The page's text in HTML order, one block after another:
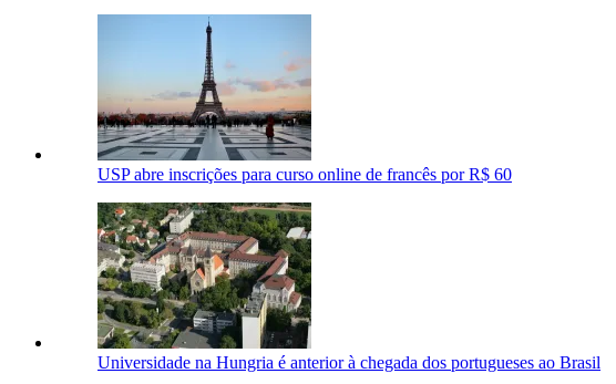
USP abre inscrições para curso online de francês por R$ 60
Universidade na Hungria é anterior à chegada dos portugueses ao Brasil